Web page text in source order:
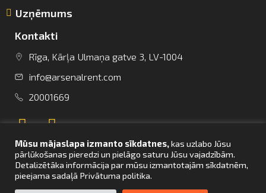
info@arsenalrent.com
Lietuva Latvija Igaunija
Uzņēmums
Kontakti
Rīga, Kārļa Ulmaņa gatve 3, LV-1004
info@arsenalrent.com
20001669
UZ SĀKUMU
Mūsu mājaslapa izmanto sīkdatnes,kas uzlabo Jūsu
pārlūkošanas pieredzi un pielāgo saturu Jūsu vajadzībām.
Detalizētāka informācija par mūsu izmantotajām sīkdatnēm,
pieejama sadaļā Privātuma politika.